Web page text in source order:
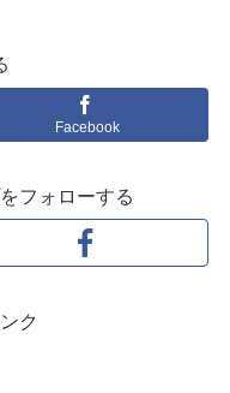
Facebook
フォローする
ク